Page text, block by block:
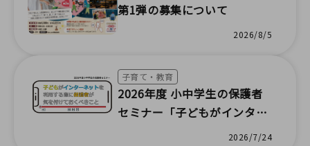
第1弾の募集について
2026/8/5
子育て・教育
2026年度 小中学生の保護者
セミナー「子どもがインター
ネットを利用する際に保護者
2026/7/24